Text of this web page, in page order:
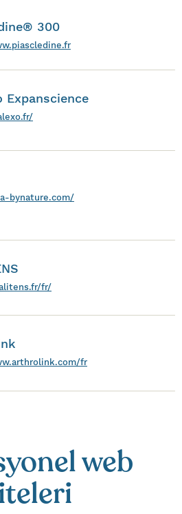
300
Expanscience
bynature.com/
fr/
fr
web